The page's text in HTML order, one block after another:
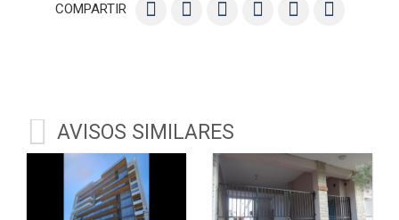
COMPARTIR
AVISOS SIMILARES